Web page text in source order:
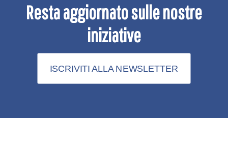
Resta aggiornato sulle nostre
iniziative
ISCRIVITI ALLA NEWSLETTER